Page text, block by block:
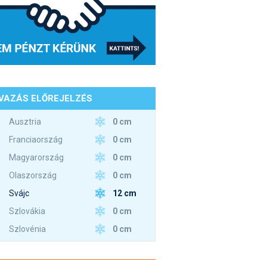
ELŐREJELZÉS
Ausztria
0 cm
Franciaország
0 cm
Magyarország
0 cm
Olaszország
0 cm
Svájc
12 cm
Szlovákia
0 cm
Szlovénia
0 cm